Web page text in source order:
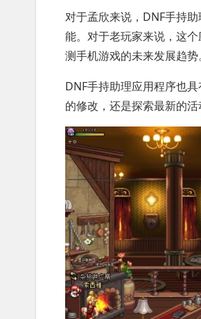
对于孟欣来说，DNF手持
能。对于老玩家来说，这
测手机游戏的未来发展趋势。
DNF手持助理应用程序也
的修改，还是探索最新的